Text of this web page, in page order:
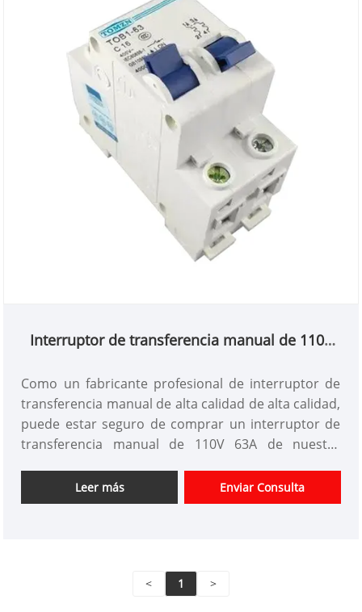
anormal, la fuente de alimentación de respaldo
funcionará inmediatamente para garantizar la
continuidad, confiabilidad y seguridad de la fuente
de alimentación. Este producto está especialmente
diseñado para la instalación de TV de pista
doméstica y se usa especialmente para la caja de
distribución PZ30.
Interruptor de transferencia manual de 110V
Como un fabricante profesional de interruptor de
transferencia manual de alta calidad de alta calidad,
puede estar seguro de comprar un interruptor de
transferencia manual de 110V 63A de nuestra
y entrega oportuna. 10V 63A Interruptor de
transferencia manual El interruptor de circuito de
agrega una función de enclavamiento basada en el
Leer más Enviar Consulta
< 1 >